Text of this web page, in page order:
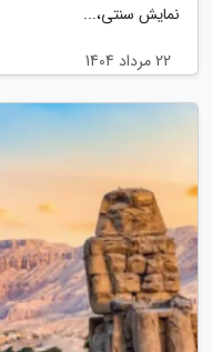
نمایش سنتی،...
22 مرداد 1404